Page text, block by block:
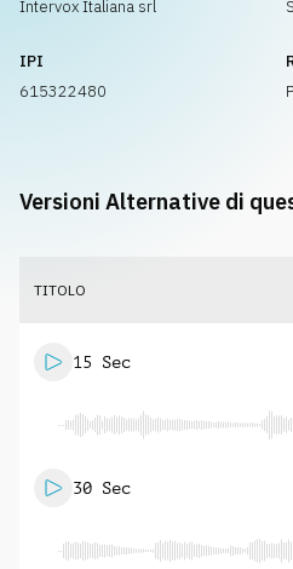
Intervox Italiana srl
IPI
615322480
Versioni Alternative di
TITOLO
15 Sec
30 Sec